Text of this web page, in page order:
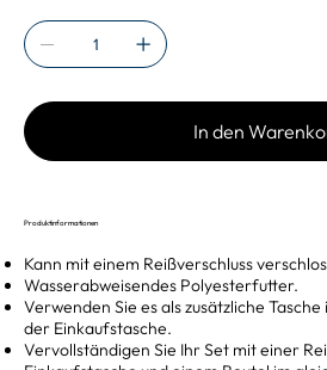
In den
Produktinformationen
Kann mit einem Reißverschluss
Wasserabweisendes Polyesterfutter.
Verwenden Sie es als zusätzliche
der Einkaufstasche.
Vervollständigen Sie Ihr Set mit einer